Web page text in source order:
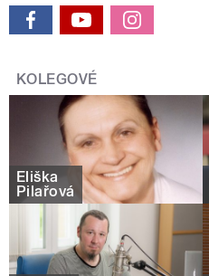
KOLEGOVÉ
Eliška
Pilařová